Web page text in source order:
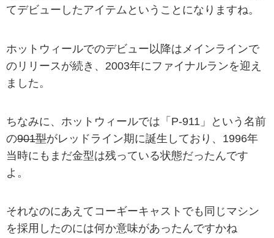
てデビューしたアイテムということになりますね。
ホットウィールでのデビュー以降はメインラインで
のリリースが続き、2003年にファイナルランを迎え
ました。
ちなみに、ホットウィールでは「P-911」という名前
の901型がレッドライン期に誕生しており、1996年
当時にもまだ金型は残っている状態だったんです
よ。
それなのにあえてコーギーキャストでも同じマシン
を採用したのには何か意味があったんですかね